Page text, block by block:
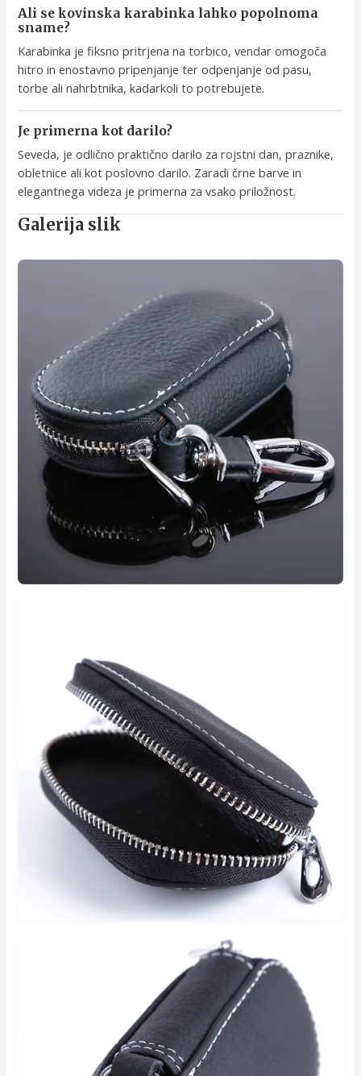
Ali se kovinska karabinka lahko popolnoma
sname?
Karabinka je fiksno pritrjena na torbico, vendar omogoča
hitro in enostavno pripenjanje ter odpenjanje od pasu,
torbe ali nahrbtnika, kadarkoli to potrebujete.
Je primerna kot darilo?
Seveda, je odlično praktično darilo za rojstni dan, praznike,
obletnice ali kot poslovno darilo. Zaradi črne barve in
elegantnega videza je primerna za vsako priložnost.
Galerija slik